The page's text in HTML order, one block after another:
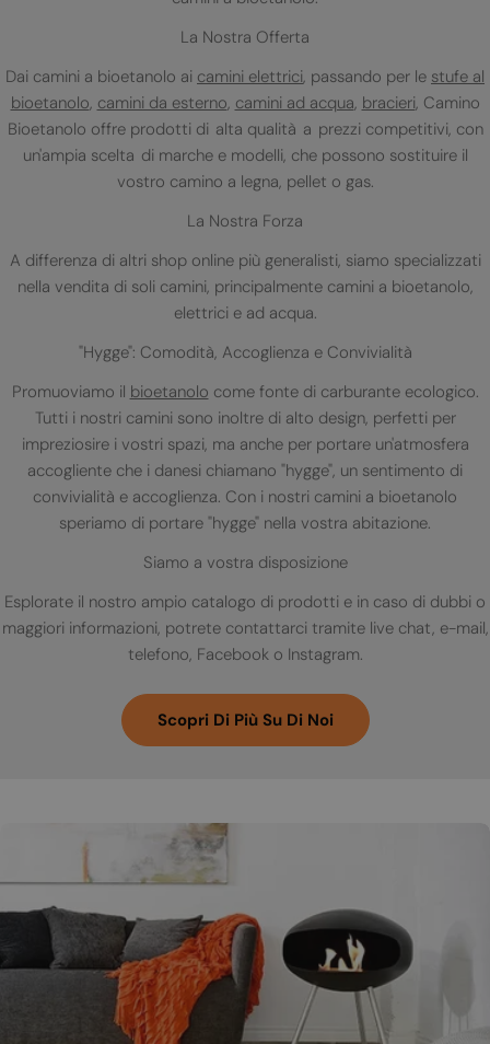
La Nostra Offerta
Dai camini a bioetanolo ai camini elettrici, passando per le stufe al
bioetanolo, camini da esterno, camini ad acqua, bracieri, Camino
Bioetanolo offre prodotti di alta qualità a prezzi competitivi, con
un'ampia scelta di marche e modelli, che possono sostituire il
vostro camino a legna, pellet o gas.
La Nostra Forza
A differenza di altri shop online più generalisti, siamo specializzati
nella vendita di soli camini, principalmente camini a bioetanolo,
elettrici e ad acqua.
"Hygge": Comodità, Accoglienza e Convivialità
Promuoviamo il bioetanolo come fonte di carburante ecologico.
Tutti i nostri camini sono inoltre di alto design, perfetti per
impreziosire i vostri spazi, ma anche per portare un'atmosfera
accogliente che i danesi chiamano "hygge", un sentimento di
convivialità e accoglienza. Con i nostri camini a bioetanolo
speriamo di portare "hygge" nella vostra abitazione.
Siamo a vostra disposizione
Esplorate il nostro ampio catalogo di prodotti e in caso di dubbi o
maggiori informazioni, potrete contattarci tramite live chat, e-mail,
telefono, Facebook o Instagram.
Scopri Di Più Su Di Noi